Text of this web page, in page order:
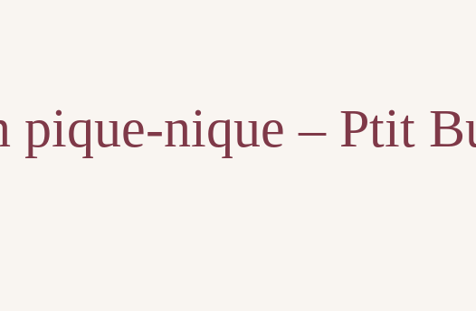
pique-nique – Ptit